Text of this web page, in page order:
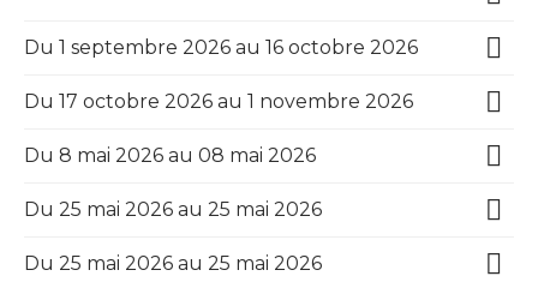
Du 1 septembre 2026 au 16 octobre 2026
Du 17 octobre 2026 au 1 novembre 2026
Du 8 mai 2026 au 08 mai 2026
Du 25 mai 2026 au 25 mai 2026
Du 25 mai 2026 au 25 mai 2026